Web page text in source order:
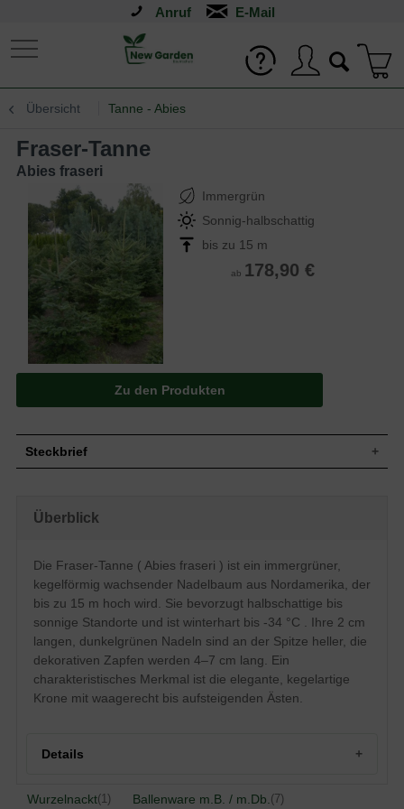
Anruf
Übersicht Tanne - Abies
Fraser-Tanne
Abies fraseri
Immergrün
Sonnig-halbschattig
bis zu 15 m
ab 178,90 €
Zu den Produkten
Steckbrief
Wuchs
Blatt
Nadeln, 2 cm lang, dunkelgrün an der
Spitze heller
Frucht
Eiförmige bis kegelförmige Zapfen, 4-7
cm lang
Blüte
Unscheinbare Blütenzapfen, blüht zum
ersten Mal nach ca. 30 Jahren
Blütezeit
Mai bis Juni
Rinde
Graubraun
Winterhart
begeistert mit einer eleganten,
Überblick
Die Fraser-Tanne ( Abies fraseri ) ist ein immergrüner,
kegelförmig wachsender Nadelbaum aus Nordamerika, der
bis zu 15 m hoch wird. Sie bevorzugt halbschattige bis
sonnige Standorte und ist winterhart bis -34 °C . Ihre 2 cm
langen, dunkelgrünen Nadeln sind an der Spitze heller, die
dekorativen Zapfen werden 4–7 cm lang. Ein
charakteristisches Merkmal ist die elegante, kegelartige
Krone mit waagerecht bis aufsteigenden Ästen.
Details
Herkunft und Besonderheit der Fraser-Tanne
Wurzelnackt(1) Ballenware m.B. / m.Db. (7)